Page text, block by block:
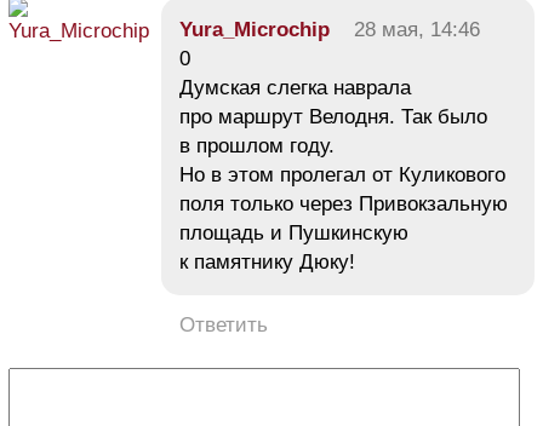
Yura_Microchip
28 мая, 14:46
0
Думская слегка наврала
про маршрут Велодня. Так было
в прошлом году.
Но в этом пролегал от Куликового
поля только через Привокзальную
площадь и Пушкинскую
к памятнику Дюку!
Ответить